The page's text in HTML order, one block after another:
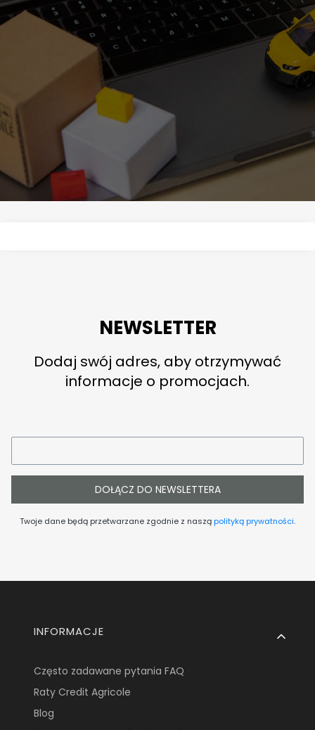
NEWSLETTER
Dodaj swój adres, aby otrzymywać
informacje o promocjach.
DOŁĄCZ DO NEWSLETTERA
Twoje dane będą przetwarzane zgodnie z nasząpolityką prywatności.
Linki w stopce
INFORMACJE
Często zadawane pytania FAQ
Raty Credit Agricole
Blog